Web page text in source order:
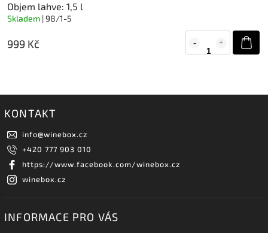
Objem lahve: 1,5 l
Skladem | 98/1-5
999 Kč
KONTAKT
info@winebox.cz
+420 777 903 010
https://www.facebook.com/winebox.cz
winebox.cz
INFORMACE PRO VÁS